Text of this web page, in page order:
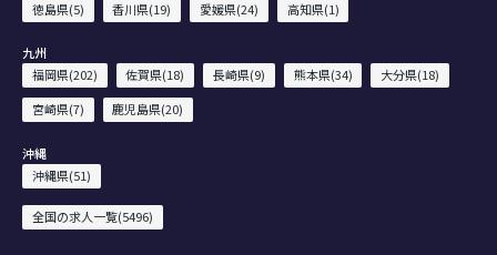
徳島県(5) 香川県(19) 愛媛県(24) 高知県(1)
九州
福岡県(202)
佐賀県(18) 長崎県(9) 熊本県(34)
大分県(18)
宮崎県(7)
鹿児島県(20)
沖縄
沖縄県(51)
全国の求人一覧(5496)